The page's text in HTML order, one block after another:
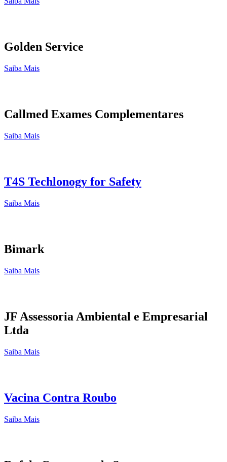
Golden Service
Saiba Mais
Callmed Exames Complementares
Saiba Mais
T4S Techlonogy for Safety
Saiba Mais
Bimark
Saiba Mais
JF Assessoria Ambiental e Empresarial
Ltda
Saiba Mais
Vacina Contra Roubo
Saiba Mais